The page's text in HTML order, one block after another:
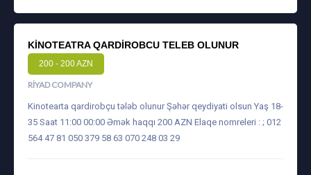
KINOTEATRA QARDIROBCU TELEB OLUNUR
200 - 200 AZN
RIYAD COMPANY
Kinotearta qardirobçu tələb olunur Şəhər qeydiyati olsun Yaş 18-
35 Saat 11:00 00:00 Əmək haqqı 200 AZN Elaqe nomreleri : ; 012
564 47 81 050 379 58 63 070 248 03 29